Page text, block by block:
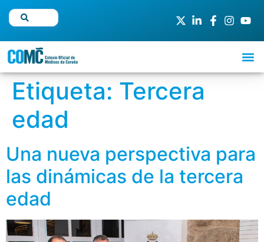
Etiqueta: Tercera
edad
Una nueva perspectiva para
las dinámicas de la tercera
edad